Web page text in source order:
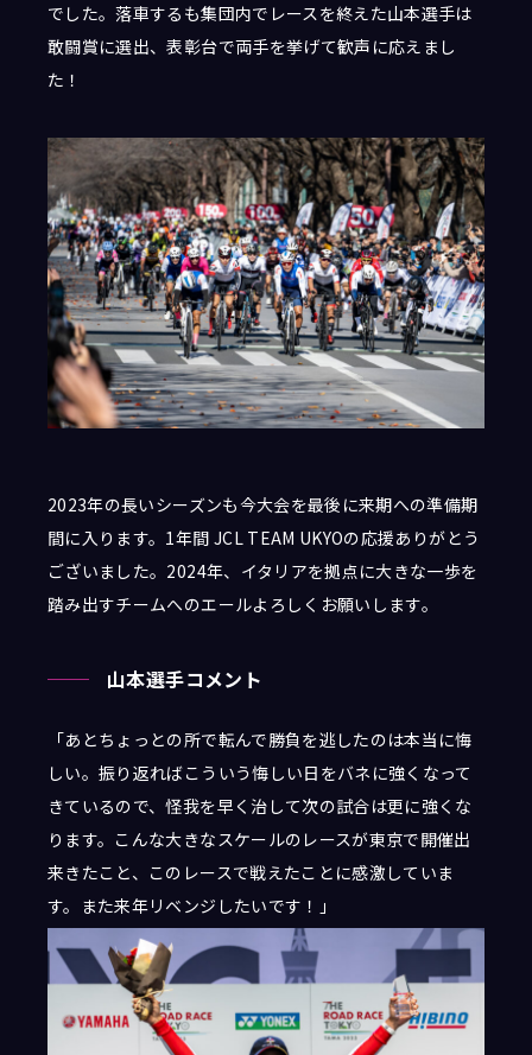
でした。落車するも集団内でレースを終えた山本選手は
敢闘賞に選出、表彰台で両手を挙げて歓声に応えまし
た！
2023年の長いシーズンも今大会を最後に来期への準備期
間に入ります。1年間 JCL TEAM UKYOの応援ありがとう
ございました。2024年、イタリアを拠点に大きな一歩を
踏み出すチームへのエールよろしくお願いします。
山本選手コメント
「あとちょっとの所で転んで勝負を逃したのは本当に悔
しい。振り返ればこういう悔しい日をバネに強くなって
きているので、怪我を早く治して次の試合は更に強くな
ります。こんな大きなスケールのレースが東京で開催出
来きたこと、このレースで戦えたことに感激していま
す。また来年リベンジしたいです！」